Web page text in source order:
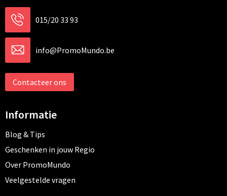
015/20 33 93
info@PromoMundo.be
Contacteer ons
Informatie
Blog & Tips
Geschenken in jouw Regio
Over PromoMundo
Veelgestelde vragen